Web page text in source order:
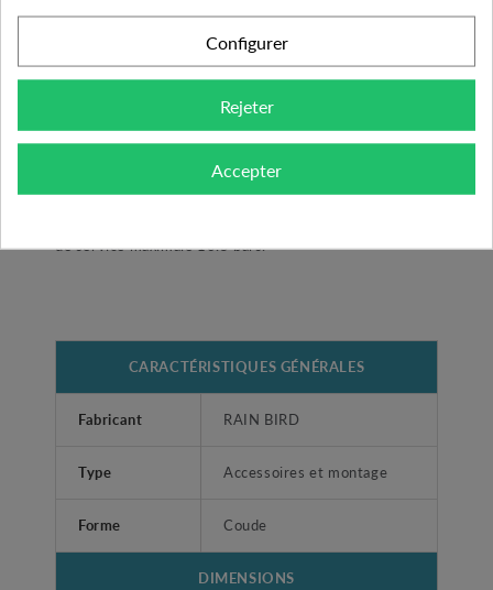
cet accessoire d’économisé l’espace dans les regards.
Facile de manipulation il permet un montage et un
démontage simple. Ce té possède deux écrous libres
sur les parties femelle mais aussi un joint torique pour
une étanchéité parfaite. Ce raccord télescopique
racleur permettant le remplacement d'une vanne en
de service maximale 10.5 bars.
CARACTÉRISTIQUES GÉNÉRALES
Fabricant RAIN BIRD
Type Accessoires et montage
Forme Coude
DIMENSIONS
Configurer
Rejeter
Accepter